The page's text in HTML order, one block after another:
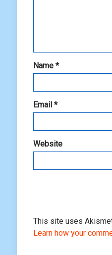
Name *
Email *
Website
This site uses
Learn how your